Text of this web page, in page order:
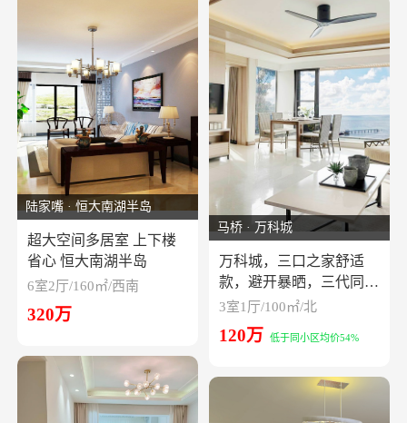
陆家嘴 · 恒大南湖半岛
超大空间多居室 上下楼
省心 恒大南湖半岛
6室2厅/160㎡/西南
320万
马桥 · 万科城
万科城，三口之家舒适
款，避开暴晒，三代同堂
三居
3室1厅/100㎡/北
120万 低于同小区均价54%